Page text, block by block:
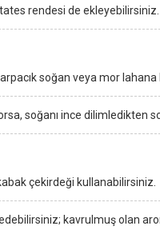
rendesi de ekleyebilirsiniz.
soğan veya mor
soğanı ince
çekirdeği kullanabilirsiniz.
kavrulmuş olan